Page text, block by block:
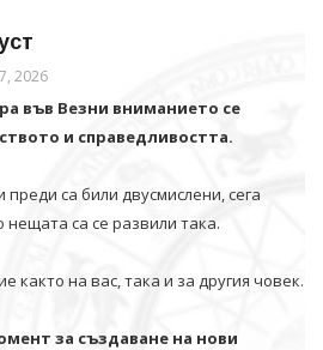
2026
във Везни вниманието се
и справедливостта.
са били двусмислени, сега
са се развили така.
както на вас, така и за другия човек.
за създаване на нови